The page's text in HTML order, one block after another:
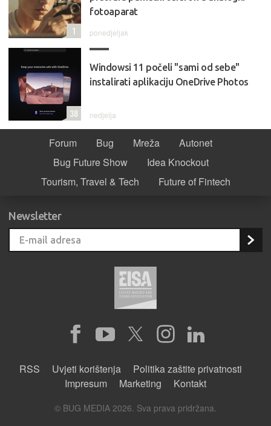
fotoaparat
ponedjeljak
1
Windowsi 11 počeli "sami od sebe"
instalirati aplikaciju OneDrive Photos
nedjelja
38
Forum Bug Mreža
Autonet
Bug Future Show
Idea Knockout
Tourism, Travel & Tech
Future of Fintech
Newsletter
RSS Uvjeti korištenja
Politika zaštite privatnosti
Impresum
Marketing Kontakt
© BUG MEDIA 2026. Sva prava pridržana.